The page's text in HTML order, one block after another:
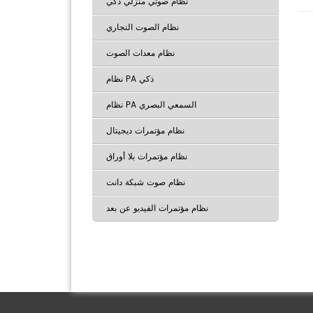
نظام الصوت التجاري
نظام معدات الصوت
نظام PA ذكي
نظام PA السمعي البصري
نظام مؤتمرات ديجيتال
نظام مؤتمرات بلا أوراق
نظام صوت شبكة دانت
نظام مؤتمرات الفيديو عن بعد